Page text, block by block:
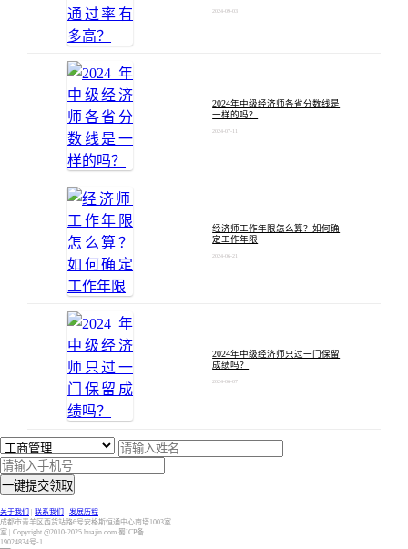
2024-09-03
2024年中级经济师各省分数线是
一样的吗？
2024-07-11
经济师工作年限怎么算？如何确
定工作年限
2024-06-21
2024年中级经济师只过一门保留
成绩吗？
2024-06-07
一键提交领取
关于我们 联系我们
发展历程
成都市青羊区西货站路6号安格斯恒通中心南塔1003室
室 | Copyright @2010-2025 huajin.com 蜀ICP备
19024834号-1